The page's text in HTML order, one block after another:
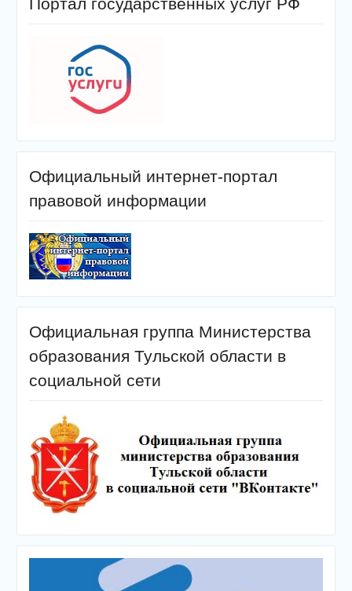
Официальный интернет-портал
правовой информации
Официальная группа Министерства
образования Тульской области в
социальной сети